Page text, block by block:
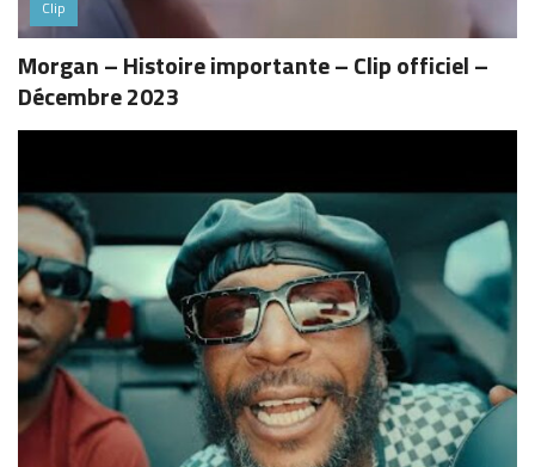
Clip
Morgan – Histoire importante – Clip officiel –
Décembre 2023